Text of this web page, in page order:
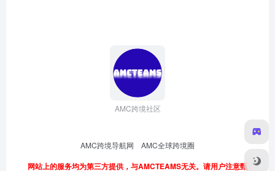
AMC跨境社区
AMC跨境导航网 AMC全球跨境圈
网站上的服务均为第三方提供，与AMCTEAMS无关。请用户注意甄